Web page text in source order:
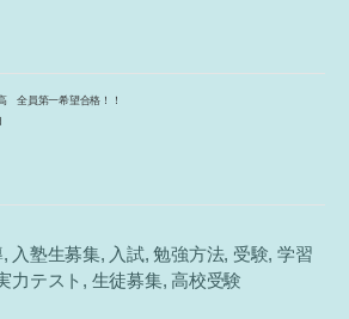
全員第一希望合格！！
, 入塾生募集, 入試,勉強方法, 受験, 学習
力テスト , 生徒募集,高校受験